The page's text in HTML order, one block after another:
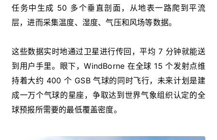
任务中生成 50 多个垂直剖面，从地表一路爬到平流
层，进而采集温度、湿度、气压和风场等数据。
这些数据实时地通过卫星进行传回，平均 7 分钟就能送
到用户手里。眼下，WindBorne 在全球 15 个发射点维
持着大约 400 个 GSB 气球的同时飞行，未来计划是建
成一万个气球的星座，争取达到世界气象组织认定的全
球预报所需要的最低覆盖密度。